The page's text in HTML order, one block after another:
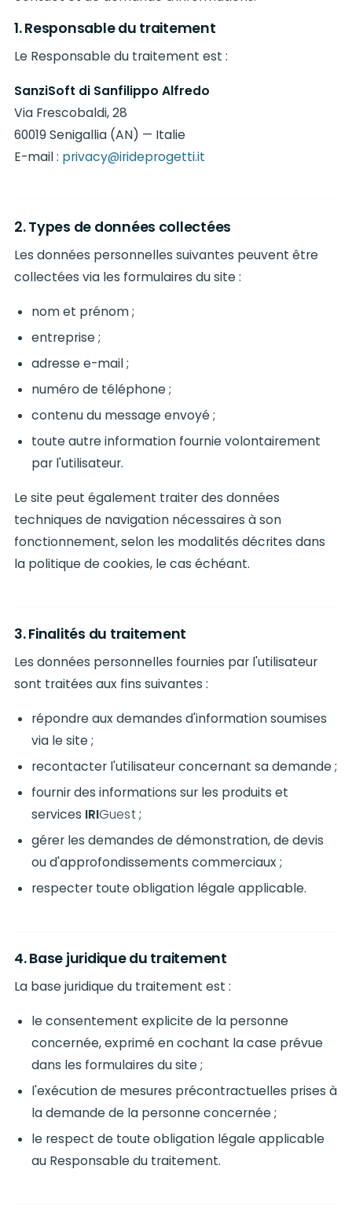
1. Responsable du traitement
Le Responsable du traitement est :
SanziSoft di Sanfilippo Alfredo
Via Frescobaldi, 28
60019 Senigallia (AN) — Italie
E-mail : privacy@irideprogetti.it
2. Types de données collectées
Les données personnelles suivantes peuvent être
collectées via les formulaires du site :
nom et prénom ;
entreprise ;
adresse e-mail ;
numéro de téléphone ;
contenu du message envoyé ;
toute autre information fournie volontairement
par l'utilisateur.
Le site peut également traiter des données
techniques de navigation nécessaires à son
fonctionnement, selon les modalités décrites dans
la politique de cookies, le cas échéant.
3. Finalités du traitement
Les données personnelles fournies par l'utilisateur
sont traitées aux fins suivantes :
répondre aux demandes d'information soumises
via le site ;
recontacter l'utilisateur concernant sa demande ;
fournir des informations sur les produits et
services IRIGuest;
gérer les demandes de démonstration, de devis
ou d'approfondissements commerciaux ;
respecter toute obligation légale applicable.
4. Base juridique du traitement
La base juridique du traitement est :
le consentement explicite de la personne
concernée, exprimé en cochant la case prévue
dans les formulaires du site ;
l'exécution de mesures précontractuelles prises à
la demande de la personne concernée ;
le respect de toute obligation légale applicable
au Responsable du traitement.